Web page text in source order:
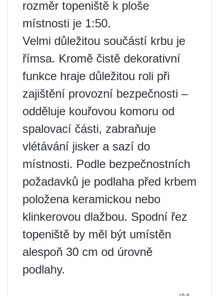
rozměr topeniště k ploše
místnosti je 1:50.
Velmi důležitou součástí krbu je
římsa. Kromě čistě dekorativní
funkce hraje důležitou roli při
zajištění provozní bezpečnosti –
odděluje kouřovou komoru od
spalovací části, zabraňuje
vlétávání jisker a sazí do
místnosti. Podle bezpečnostních
požadavků je podlaha před krbem
položena keramickou nebo
klinkerovou dlažbou. Spodní řez
topeniště by měl být umístěn
alespoň 30 cm od úrovně
podlahy.